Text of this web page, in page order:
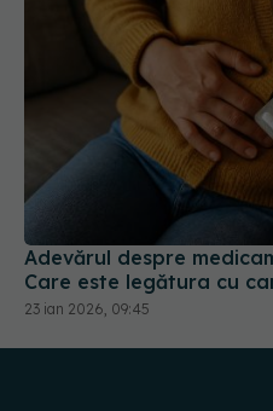
Adevărul despre
Care este legătura cu
23 ian 2026, 09:45